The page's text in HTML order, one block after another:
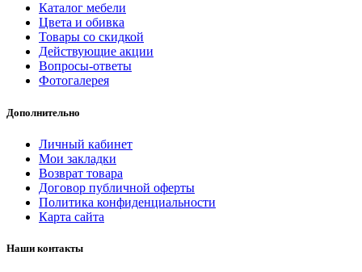
Каталог мебели
Цвета и обивка
Товары со скидкой
Действующие акции
Вопросы-ответы
Фотогалерея
Дополнительно
Личный кабинет
Мои закладки
Возврат товара
Договор публичной оферты
Политика конфиденциальности
Карта сайта
Наши контакты